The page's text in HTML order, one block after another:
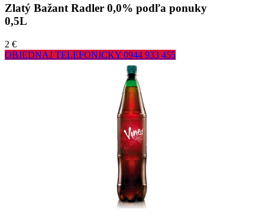
Zlatý Bažant Radler 0,0% podľa ponuky
0,5L
2 €
OBJEDNAJ TELEFONICKY 0944 933 455